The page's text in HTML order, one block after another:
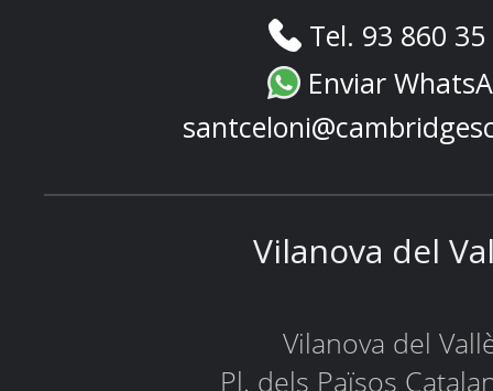
Tel. 93 860
Enviar
Vilanova del
Vilanova del
Pl. dels Països